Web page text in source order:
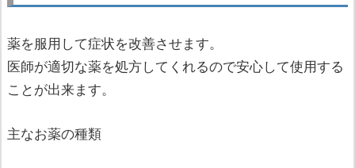
薬を服用して症状を改善させます。
医師が適切な薬を処方してくれるので安心して使用する
ことが出来ます。
主なお薬の種類